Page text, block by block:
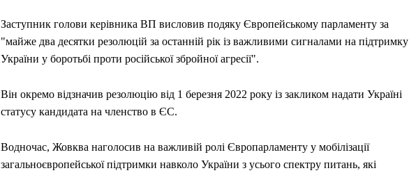
Заступник голови керівника ВП висловив подяку Європейському парламенту за
"майже два десятки резолюцій за останній рік із важливими сигналами на підтримку
України у боротьбі проти російської збройної агресії".
Він окремо відзначив резолюцію від 1 березня 2022 року із закликом надати Україні
статусу кандидата на членство в ЄС.
Водночас, Жовква наголосив на важливій ролі Європарламенту у мобілізації
загальноєвропейської підтримки навколо України з усього спектру питань, які